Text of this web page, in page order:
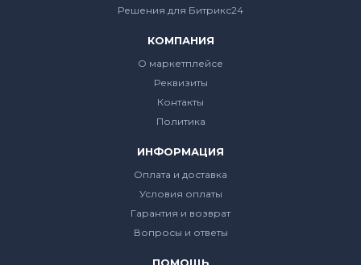
Решения для Битрикс24
КОМПАНИЯ
О маркетплейсе
Реквизиты
Контакты
Политика
ИНФОРМАЦИЯ
Оплата и доставка
Условия оплаты
Гарантия и возврат
Вопросы и ответы